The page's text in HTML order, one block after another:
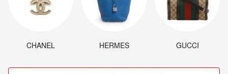
CHANEL HERMES GUCCI